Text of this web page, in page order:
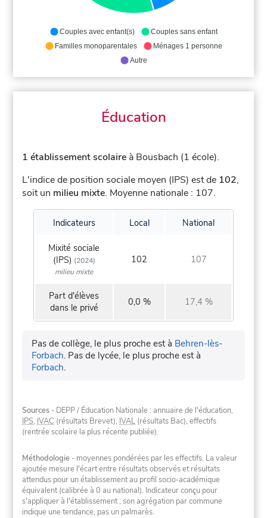
Couples avec enfant(s)
Couples sans enfant
Familles monoparentales
Ménages 1 personne
Autre
Éducation
1 établissement scolaire à Bousbach (1 école).
L'indice de position sociale moyen (IPS) est de 102,
soit un milieu mixte. Moyenne nationale : 107.
Indicateurs Local National
Mixité sociale
(IPS) (2024)
milieu mixte
102 107
Part d'élèves
dans le privé
0,0 % 17,4 %
Pas de collège, le plus proche est à Behren-lès-
Forbach. Pas de lycée, le plus proche est à
Forbach.
Sources - DEPP / Éducation Nationale : annuaire de l'éducation,
IPS, IVAC (résultats Brevet), IVAL (résultats Bac), effectifs
(rentrée scolaire la plus récente publiée).
Méthodologie - moyennes pondérées par les effectifs. La valeur
ajoutée mesure l'écart entre résultats observés et résultats
attendus pour un établissement au profil socio-académique
équivalent (calibrée à 0 au national). Indicateur conçu pour
s'appliquer à l'établissement ; son agrégation par commune
indique une tendance, pas un palmarès.